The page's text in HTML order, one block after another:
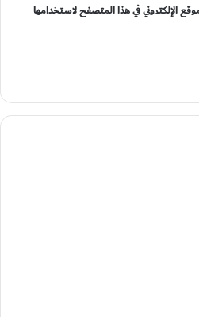
الإلكتروني في هذا المتصفح لاستخدامها